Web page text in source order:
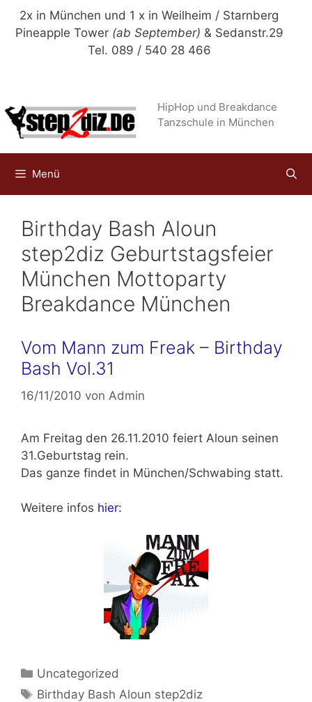
Zum
Inhalt
2x in München und 1 x in Weilheim / Starnberg
Pineapple Tower (ab September) & Sedanstr.29
Tel. 089 / 540 28 466
HipHop und Breakdance
Tanzschule in München
Menü
Birthday Bash Aloun
step2diz Geburtstagsfeier
München Mottoparty
Breakdance München
Vom Mann zum Freak – Birthday
Bash Vol.31
16/11/2010 von Admin
Am Freitag den 26.11.2010 feiert Aloun seinen
31.Geburtstag rein.
Das ganze findet in München/Schwabing statt.
Weitere infos hier:
Kategorien
Uncategorized
Schlagwörter
Birthday Bash Aloun step2diz